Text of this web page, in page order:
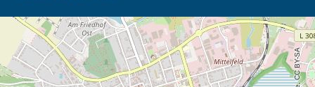
Öffnet die Anfahrtsbeschreibung in neuem Tab (Karte)